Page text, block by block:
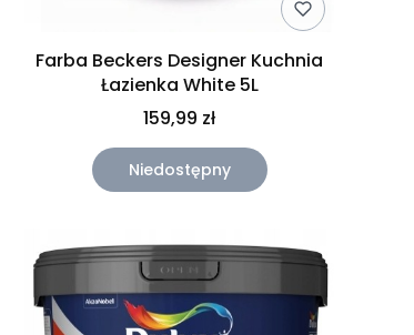
Farba Beckers Designer Kuchnia
Łazienka White 5L
159,99 zł
Niedostępny